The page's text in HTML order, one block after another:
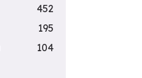
452
195
104